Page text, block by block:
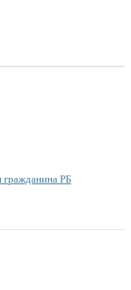
гражданина РБ